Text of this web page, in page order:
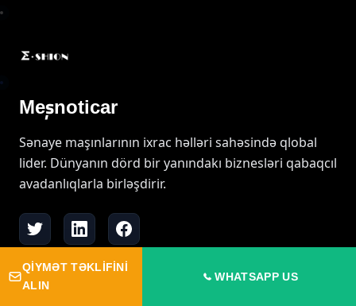
QIYMƏT TƏKLIFINI
ALIN
WHATSAPP US
Meşnoticar
Sənaye maşınlarının ixrac həlləri sahəsində qlobal
lider. Dünyanın dörd bir yanındakı biznesləri qabaqcıl
avadanlıqlarla birləşdirir.
Sürətli keçidlər